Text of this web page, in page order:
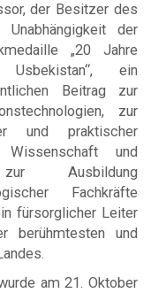
der Besitzer des
der
„20 Jahre
ein
Beitrag zur
zur
und praktischer
und
Ausbildung
Fachkräfte
fürsorglicher Leiter
berühmtesten und
am 21. Oktober